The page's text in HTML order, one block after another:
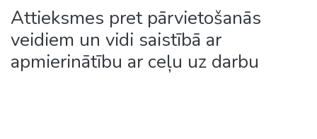
Attieksmes pret pārvietošanās
veidiem un vidi saistībā ar
apmierinātību ar ceļu uz darbu